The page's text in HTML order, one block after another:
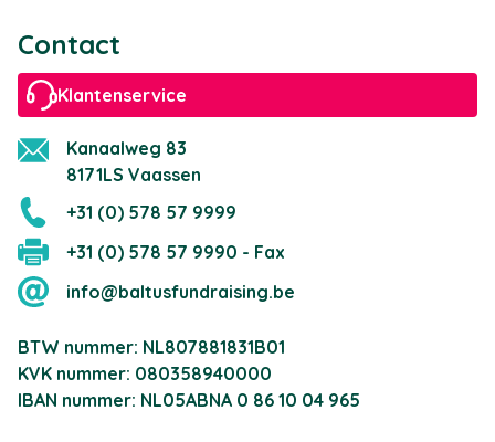
Contact
Klantenservice
Kanaalweg 83
8171LS Vaassen
+31 (0) 578 57 9999
+31 (0) 578 57 9990 - Fax
info@baltusfundraising.be
BTW nummer: NL807881831B01
KVK nummer: 080358940000
IBAN nummer: NL05ABNA 0 86 10 04 965